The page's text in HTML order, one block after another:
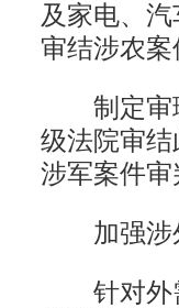
及家电、
审结涉农
制定审理
级法院审
涉军案件
加强涉外
针对外需